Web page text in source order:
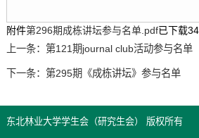
附件第296期成栋讲坛参与名单.pdf已下载
上一条： 第121期journal club活动参与名单
下一条： 第295期《成栋讲坛》参与名单
东北林业大学学生会（研究生会） 版权所有